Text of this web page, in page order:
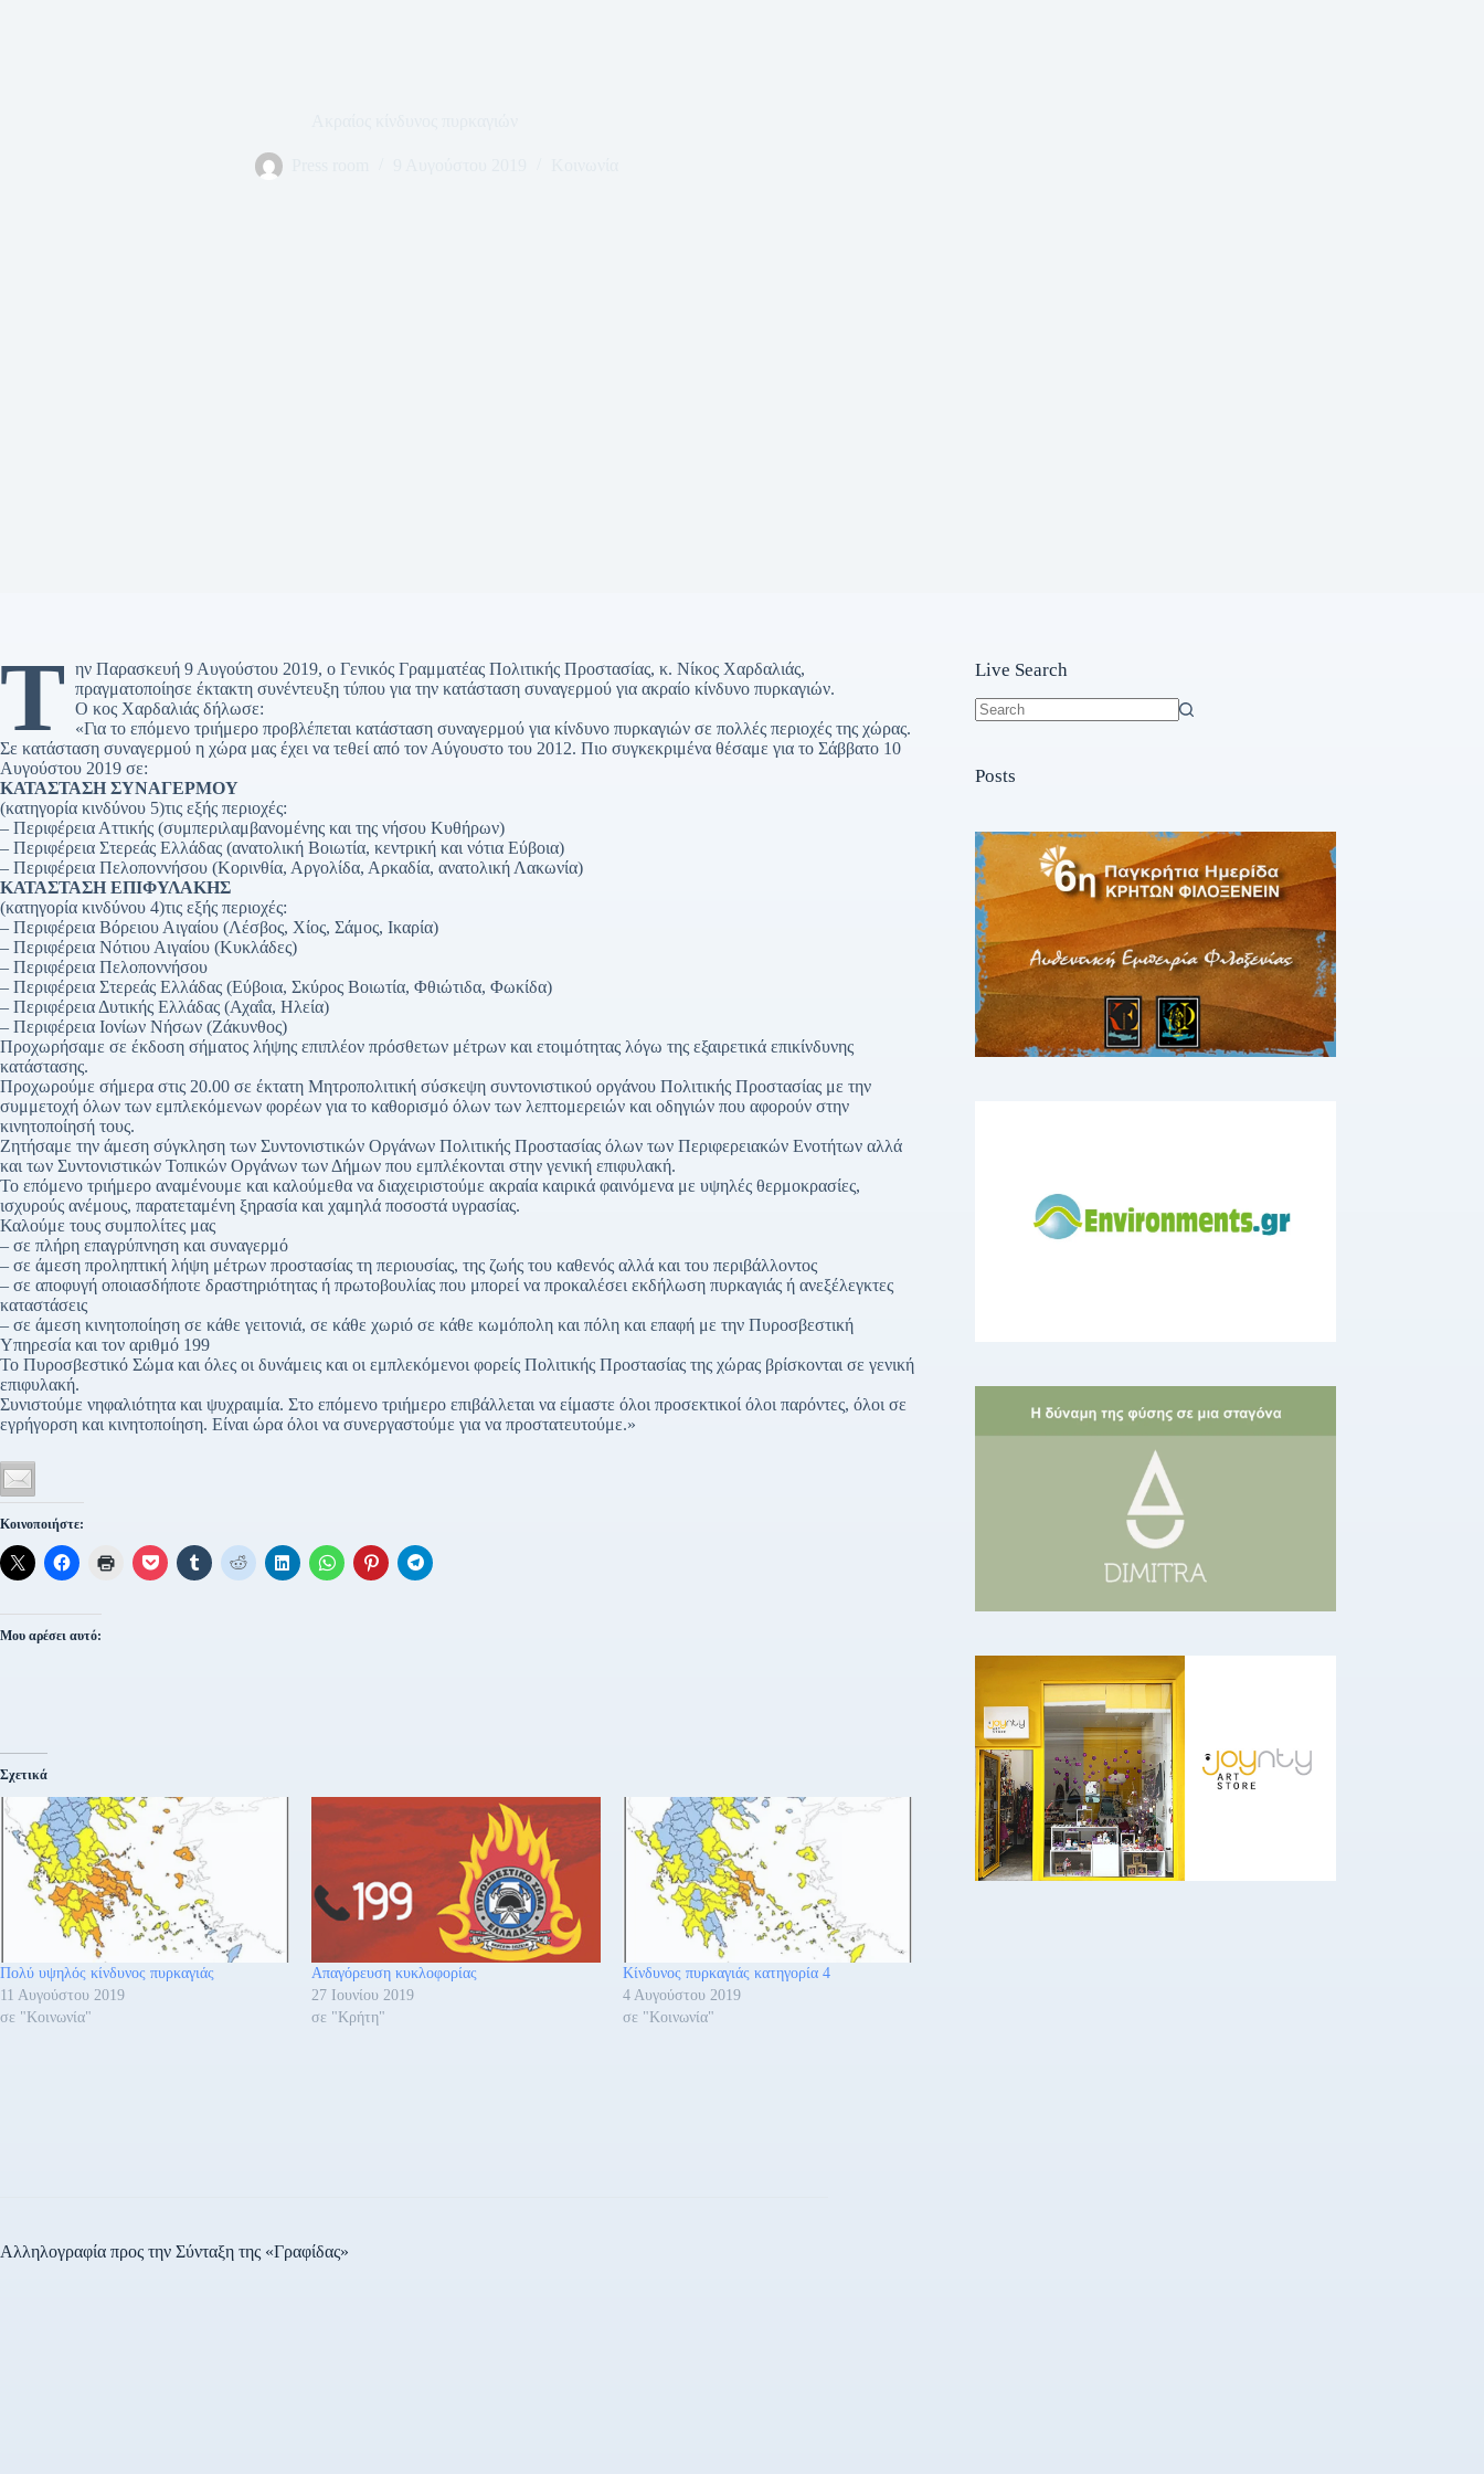
Τ ην Παρασκευή 9 Αυγούστου 2019, ο Γενικός Γραμματέας Πολιτικής Προστασίας, κ. Νίκος Χαρδαλιάς,
πραγματοποίησε έκτακτη συνέντευξη τύπου για την κατάσταση συναγερμού για ακραίο κίνδυνο πυρκαγιών.
Ο κος Χαρδαλιάς δήλωσε:
«Για το επόμενο τριήμερο προβλέπεται κατάσταση συναγερμού για κίνδυνο πυρκαγιών σε πολλές περιοχές της χώρας.
Σε κατάσταση συναγερμού η χώρα μας έχει να τεθεί από τον Αύγουστο του 2012. Πιο συγκεκριμένα θέσαμε για το Σάββατο 10
Αυγούστου 2019 σε:
ΚΑΤΑΣΤΑΣΗ ΣΥΝΑΓΕΡΜΟΥ
(κατηγορία κινδύνου 5)τις εξής περιοχές:
– Περιφέρεια Αττικής (συμπεριλαμβανομένης και της νήσου Κυθήρων)
– Περιφέρεια Στερεάς Ελλάδας (ανατολική Βοιωτία, κεντρική και νότια Εύβοια)
– Περιφέρεια Πελοποννήσου (Κορινθία, Αργολίδα, Αρκαδία, ανατολική Λακωνία)
ΚΑΤΑΣΤΑΣΗ ΕΠΙΦΥΛΑΚΗΣ
(κατηγορία κινδύνου 4)τις εξής περιοχές:
– Περιφέρεια Βόρειου Αιγαίου (Λέσβος, Χίος, Σάμος, Ικαρία)
– Περιφέρεια Νότιου Αιγαίου (Κυκλάδες)
– Περιφέρεια Πελοποννήσου
– Περιφέρεια Στερεάς Ελλάδας (Εύβοια, Σκύρος Βοιωτία, Φθιώτιδα, Φωκίδα)
– Περιφέρεια Δυτικής Ελλάδας (Αχαΐα, Ηλεία)
– Περιφέρεια Ιονίων Νήσων (Ζάκυνθος)
Προχωρήσαμε σε έκδοση σήματος λήψης επιπλέον πρόσθετων μέτρων και ετοιμότητας λόγω της εξαιρετικά επικίνδυνης
κατάστασης.
Προχωρούμε σήμερα στις 20.00 σε έκτατη Μητροπολιτική σύσκεψη συντονιστικού οργάνου Πολιτικής Προστασίας με την
συμμετοχή όλων των εμπλεκόμενων φορέων για το καθορισμό όλων των λεπτομερειών και οδηγιών που αφορούν στην
κινητοποίησή τους.
Ζητήσαμε την άμεση σύγκληση των Συντονιστικών Οργάνων Πολιτικής Προστασίας όλων των Περιφερειακών Ενοτήτων αλλά
και των Συντονιστικών Τοπικών Οργάνων των Δήμων που εμπλέκονται στην γενική επιφυλακή.
Το επόμενο τριήμερο αναμένουμε και καλούμεθα να διαχειριστούμε ακραία καιρικά φαινόμενα με υψηλές θερμοκρασίες,
ισχυρούς ανέμους, παρατεταμένη ξηρασία και χαμηλά ποσοστά υγρασίας.
Καλούμε τους συμπολίτες μας
– σε πλήρη επαγρύπνηση και συναγερμό
– σε άμεση προληπτική λήψη μέτρων προστασίας τη περιουσίας, της ζωής του καθενός αλλά και του περιβάλλοντος
– σε αποφυγή οποιασδήποτε δραστηριότητας ή πρωτοβουλίας που μπορεί να προκαλέσει εκδήλωση πυρκαγιάς ή ανεξέλεγκτες
καταστάσεις
– σε άμεση κινητοποίηση σε κάθε γειτονιά, σε κάθε χωριό σε κάθε κωμόπολη και πόλη και επαφή με την Πυροσβεστική
Υπηρεσία και τον αριθμό 199
Το Πυροσβεστικό Σώμα και όλες οι δυνάμεις και οι εμπλεκόμενοι φορείς Πολιτικής Προστασίας της χώρας βρίσκονται σε γενική
επιφυλακή.
Συνιστούμε νηφαλιότητα και ψυχραιμία. Στο επόμενο τριήμερο επιβάλλεται να είμαστε όλοι προσεκτικοί όλοι παρόντες, όλοι σε
εγρήγορση και κινητοποίηση. Είναι ώρα όλοι να συνεργαστούμε για να προστατευτούμε.»
Κοινοποιήστε:
Μου αρέσει αυτό:
Σχετικά
Πολύ υψηλός κίνδυνος πυρκαγιάς
11 Αυγούστου 2019
σε "Κοινωνία"
Απαγόρευση κυκλοφορίας
27 Ιουνίου 2019
σε "Κρήτη"
Κίνδυνος πυρκαγιάς κατηγορία 4
4 Αυγούστου 2019
σε "Κοινωνία"
Live Search
Posts
Αλληλογραφία προς την Σύνταξη της «Γραφίδας»